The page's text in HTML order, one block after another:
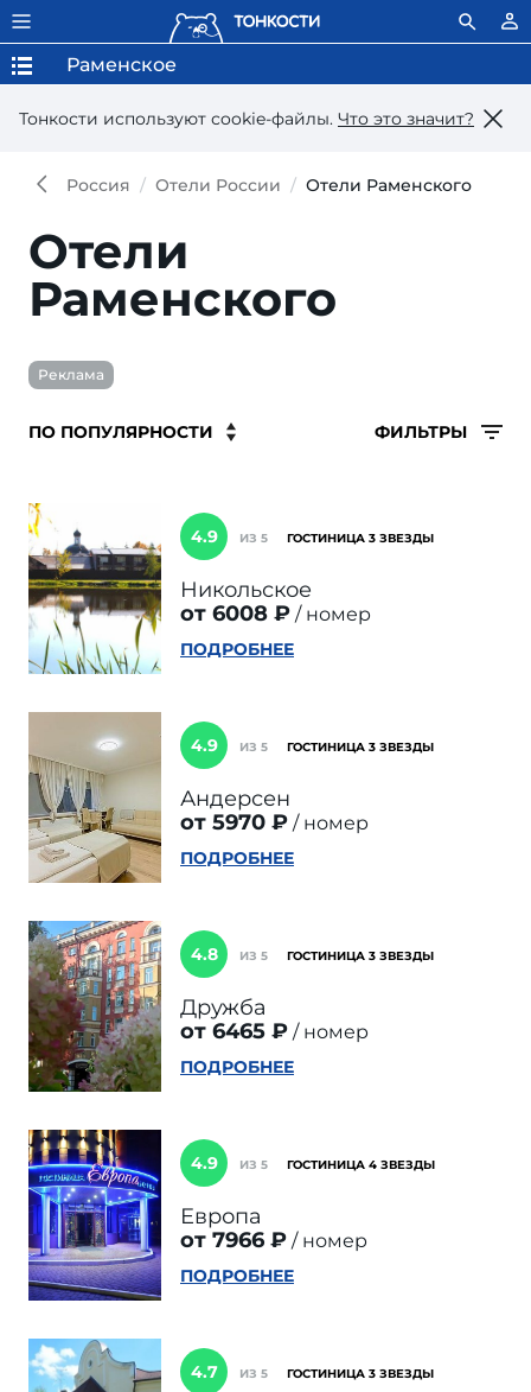
Тонкости используют сookie-файлы. Что это значит?
Раменское
Россия Отели России Отели Раменского
Отели
Раменского
Реклама
ФИЛЬТРЫ
4.9 ИЗ 5 ГОСТИНИЦА 3 ЗВЕЗДЫ
Никольское
от 6008 ₽
номер
ПОДРОБНЕЕ
4.9 ИЗ 5 ГОСТИНИЦА 3 ЗВЕЗДЫ
Андерсен
от 5970 ₽
номер
ПОДРОБНЕЕ
4.8 ИЗ 5 ГОСТИНИЦА 3 ЗВЕЗДЫ
Дружба
от 6465 ₽
номер
ПОДРОБНЕЕ
4.9 ИЗ 5 ГОСТИНИЦА 4 ЗВЕЗДЫ
Европа
от 7966 ₽
номер
ПОДРОБНЕЕ
4.7 ИЗ 5 ГОСТИНИЦА 3 ЗВЕЗДЫ